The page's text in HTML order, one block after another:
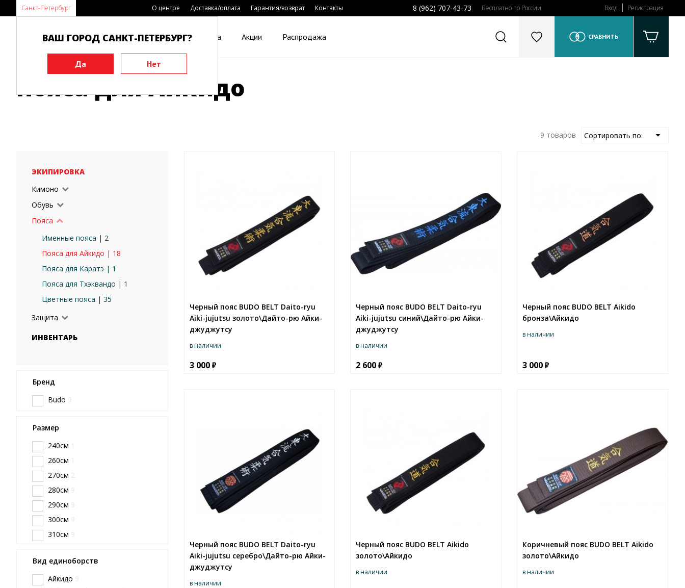
Санкт-Петербург О центре Доставка/оплата Гарантия/возврат Контакты 8 (962) 707-43-73 Бесплатно по России Вход Регистрация
Каталог Виды спорта Акции Распродажа СРАВНИТЬ
ВАШ ГОРОД САНКТ-ПЕТЕРБУРГ?
Пояса Пояса для Айкидо
Пояса для Айкидо
9 товаров
ЭКИПИРОВКА
Кимоно
Обувь
Пояса
Именные пояса | 2
Пояса для Айкидо | 18
Пояса для Каратэ | 1
Пояса для Тхэквандо | 1
Цветные пояса | 35
Защита
ИНВЕНТАРЬ
Бренд
Budo 9
Размер
240см 1
260см 1
270см 2
280см 9
290см 9
300см 9
310см 9
330см9
340см8
Вид единоборств
Айкидо 9
Черный пояс BUDO BELT Daito-ryu
Aiki-jujutsu золото\Дайто-рю Айки-
джуджутсу
в наличии
3 000
Черный пояс BUDO BELT Daito-ryu
Aiki-jujutsu синий\Дайто-рю Айки-
джуджутсу
в наличии
2 600
Черный пояс BUDO BELT Aikido
бронза\Айкидо
в наличии
3 000
Черный пояс BUDO BELT Daito-ryu
Aiki-jujutsu серебро\Дайто-рю Айки-
джуджутсу
в наличии
Черный пояс BUDO BELT Aikido
золото\Айкидо
в наличии
Коричневый пояс BUDO BELT Aikido
золото\Айкидо
в наличии